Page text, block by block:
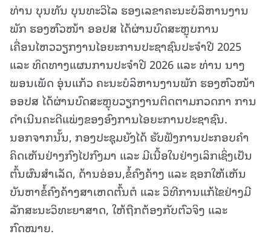
ທ່ານ ບຸນທັນ ບຸນທະວິໄລ ຮອງເລຂາຄະນະບໍລິຫານງານ
ພັກ ຮອງຫົວໜ້າ ອອປສ ໄດ້ຜ່ານບົດສະຫຼຸບການ
ເຄື່ອນໄຫວວຽກງານໄອຍະການປະຊາຊົນປະຈໍາປີ 2025
ແລະ ທິດທາງແຜນການປະຈໍາປີ 2026 ແລະ ທ່ານ ນາງ
ພອນເພັດ ອຸ່ນແກ້ວ ຄະນະບໍລິຫານງານພັກ ຮອງຫົວໜ້າ
ອອປສ ໄດ້ຜ່ານບົດສະຫຼຸບວຽກງານຕິດຕາມກວດກາ ການ
ດຳເນີນຄະດີແພ່ງຂອງອົງການໄອຍະການປະຊາຊົນ.
ນອກຈາກນັ້ນ, ກອງປະຊຸມຍັງໄດ້ ຮັບຟັງການປະກອບຄຳ
ຄິດເຫັນຢ່າງກົງໄປກົງມາ ແລະ ມີເນື້ອໃນຢ່າງເລິກເຊິ່ງເປັນ
ຕົ້ນຜົນສໍາເລັດ, ດ້ານອ່ອນ,ຂໍ້ຄົງຄ້າງ ແລະ ຊອກໃຫ້ເຫັນ
ບັນຫາຂໍ້ຄົງຄ້າງສາເຫດຕົ້ນຕໍ ແລະ ວິທີການແກ້ໄຂຢ່າງມີ
ລັກສະນະວິທະຍາສາດ, ໃຫ້ຖືກຕ້ອງກັບຕົວຈິງ ແລະ
ກົດໝາຍ.